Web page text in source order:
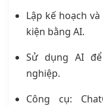
Lập kế hoạch
kiện bằng AI.
Sử dụng AI
nghiệp.
Công cụ: